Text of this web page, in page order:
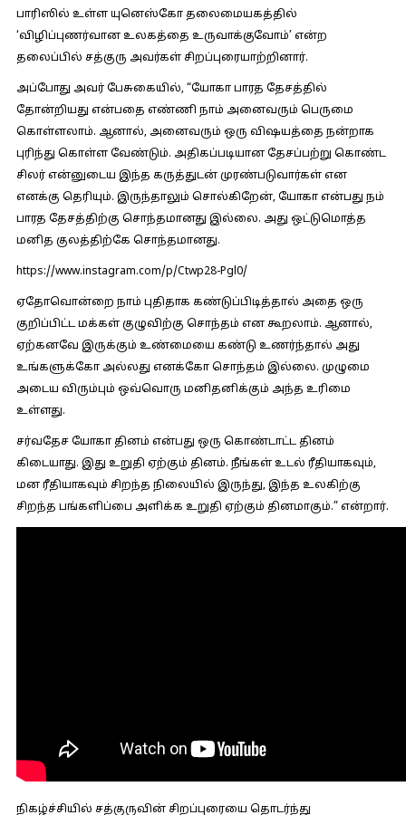
பாரிஸில் உள்ள யுனெஸ்கோ தலைமையகத்தில்
‘விழிப்புணர்வான உலகத்தை உருவாக்குவோம்’ என்ற
தலைப்பில் சத்குரு அவர்கள் சிறப்புரையாற்றினார்.
அப்போது அவர் பேசுகையில், “யோகா பாரத தேசத்தில்
தோன்றியது என்பதை எண்ணி நாம் அனைவரும் பெருமை
கொள்ளலாம். ஆனால், அனைவரும் ஒரு விஷயத்தை நன்றாக
புரிந்து கொள்ள வேண்டும். அதிகப்படியான தேசப்பற்று கொண்ட
சிலர் என்னுடைய இந்த கருத்துடன் முரண்படுவார்கள் என
எனக்கு தெரியும். இருந்தாலும் சொல்கிறேன், யோகா என்பது நம்
பாரத தேசத்திற்கு சொந்தமானது இல்லை. அது ஒட்டுமொத்த
மனித குலத்திற்கே சொந்தமானது.
https://www.instagram.com/p/Ctwp28-Pgl0/
ஏதோவொன்றை நாம் புதிதாக கண்டுப்பிடித்தால் அதை ஒரு
குறிப்பிட்ட மக்கள் குழுவிற்கு சொந்தம் என கூறலாம். ஆனால்,
ஏற்கனவே இருக்கும் உண்மையை கண்டு உணர்ந்தால் அது
உங்களுக்கோ அல்லது எனக்கோ சொந்தம் இல்லை. முழுமை
அடைய விரும்பும் ஒவ்வொரு மனிதனிக்கும் அந்த உரிமை
உள்ளது.
சர்வதேச யோகா தினம் என்பது ஒரு கொண்டாட்ட தினம்
கிடையாது. இது உறுதி ஏற்கும் தினம். நீங்கள் உடல் ரீதியாகவும்,
மன ரீதியாகவும் சிறந்த நிலையில் இருந்து, இந்த உலகிற்கு
சிறந்த பங்களிப்பை அளிக்க உறுதி ஏற்கும் தினமாகும்.” என்றார்.
நிகழ்ச்சியில் சத்குருவின் சிறப்புரையை தொடர்ந்து